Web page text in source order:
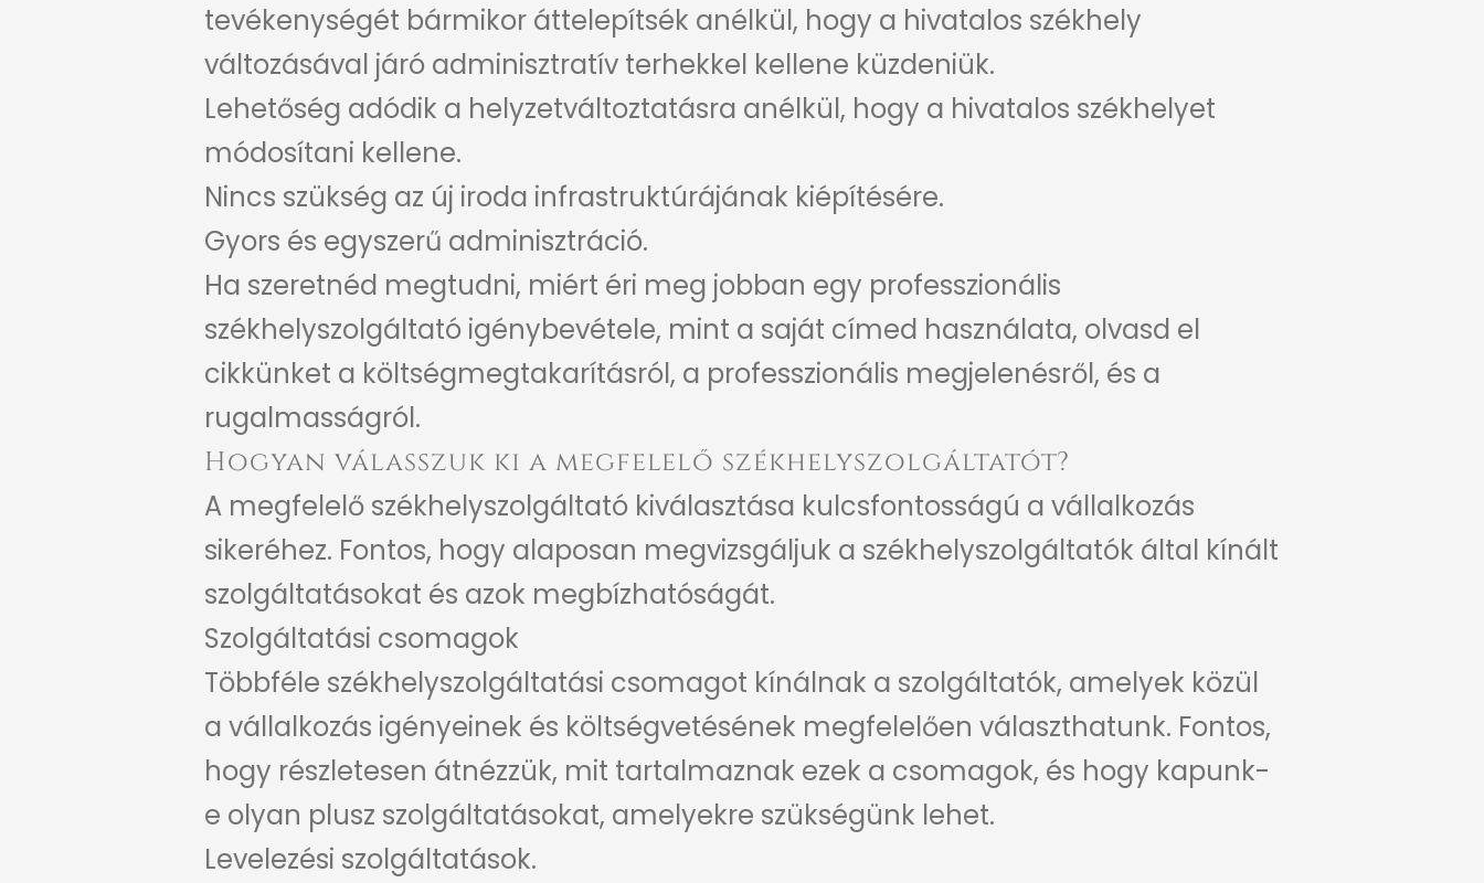
tevékenységét bármikor áttelepítsék anélkül, hogy a hivatalos székhely
változásával járó adminisztratív terhekkel kellene küzdeniük.
Lehetőség adódik a helyzetváltoztatásra anélkül, hogy a hivatalos székhelyet
módosítani kellene.
Nincs szükség az új iroda infrastruktúrájának kiépítésére.
Gyors és egyszerű adminisztráció.
Ha szeretnéd megtudni, miért éri meg jobban egy professzionális
székhelyszolgáltató igénybevétele, mint a saját címed használata, olvasd el
cikkünket a költségmegtakarításról, a professzionális megjelenésről, és a
rugalmasságról.
Hogyan válasszuk ki a megfelelő székhelyszolgáltatót?
A megfelelő székhelyszolgáltató kiválasztása kulcsfontosságú a vállalkozás
sikeréhez. Fontos, hogy alaposan megvizsgáljuk a székhelyszolgáltatók által kínált
szolgáltatásokat és azok megbízhatóságát.
Szolgáltatási csomagok
Többféle székhelyszolgáltatási csomagot kínálnak a szolgáltatók, amelyek közül
a vállalkozás igényeinek és költségvetésének megfelelően választhatunk. Fontos,
hogy részletesen átnézzük, mit tartalmaznak ezek a csomagok, és hogy kapunk-
e olyan plusz szolgáltatásokat, amelyekre szükségünk lehet.
Levelezési szolgáltatások.